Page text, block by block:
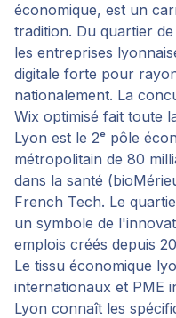
économique, est un
tradition. Du quartier
les entreprises
digitale forte pour
nationalement. La
Wix optimisé fait toute
Lyon est le 2ᵉ pôle
métropolitain de 80
dans la santé
French Tech. Le
un symbole de
emplois créés depuis
Le tissu économique
internationaux et PME
Lyon connaît les